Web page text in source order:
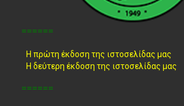
======
Η πρώτη έκδοση της ιστοσελίδας μας
Η δεύτερη έκδοση της ιστοσελίδας μας
======